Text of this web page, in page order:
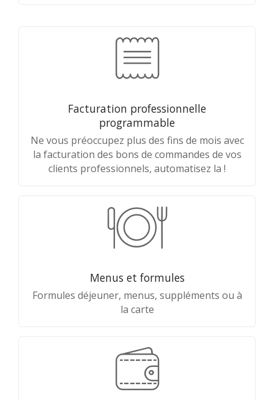
Facturation professionnelle
programmable
Ne vous préoccupez plus des fins de mois avec
la facturation des bons de commandes de vos
clients professionnels, automatisez la !
Menus et formules
Formules déjeuner, menus, suppléments ou à
la carte